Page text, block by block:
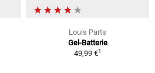
Louis Parts
Gel-Batterie
49,99 €1